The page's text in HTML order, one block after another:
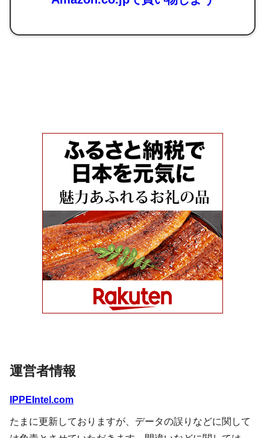
運営者情報
IPPEIntel.com
たまに更新しておりますが、データの誤りなどに関して